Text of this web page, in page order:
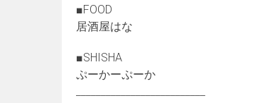
■FOOD
居酒屋はな
■SHISHA
ぷーかーぷーか